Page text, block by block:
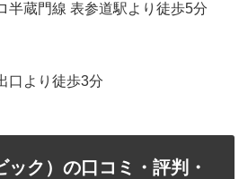
半蔵門線 表参道駅より徒歩5分
口より徒歩3分
ク）の口コミ・評判・